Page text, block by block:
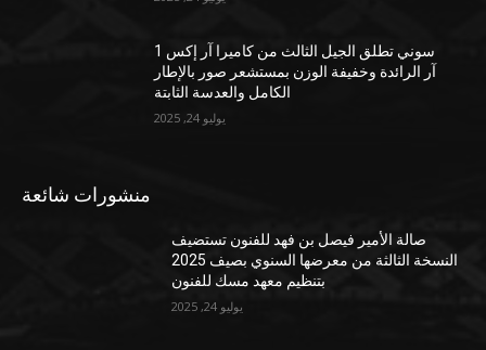
سوني تطلق الجيل الثالث من كاميرا آر إكس 1
آر الرائدة وخفيفة الوزن بمستشعر صور بالإطار
الكامل والعدسة الثابتة
يوليو 24, 2025
منشورات شائعة
صالة الأمير فيصل بن فهد للفنون تستضيف
النسخة الثالثة من معرضها السنوي بصيف 2025
بتنظيم معهد مسك للفنون
يوليو 24, 2025